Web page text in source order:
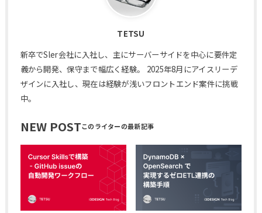
TETSU
新卒でSler会社に入社し、主にサーバーサイドを中心に要件定
義から開発、保守まで幅広く経験。 2025年8月にアイスリーデ
ザインに入社し、現在は経験が浅いフロントエンド案件に挑戦
中。
NEW POST